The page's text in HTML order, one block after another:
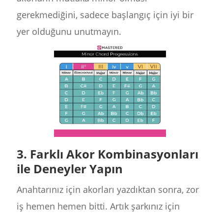
gerekmediğini, sadece başlangıç için iyi bir
yer olduğunu unutmayın.
3. Farklı Akor Kombinasyonları
ile Deneyler Yapın
Anahtarınız için akorları yazdıktan sonra, zor
iş hemen hemen bitti. Artık şarkınız için